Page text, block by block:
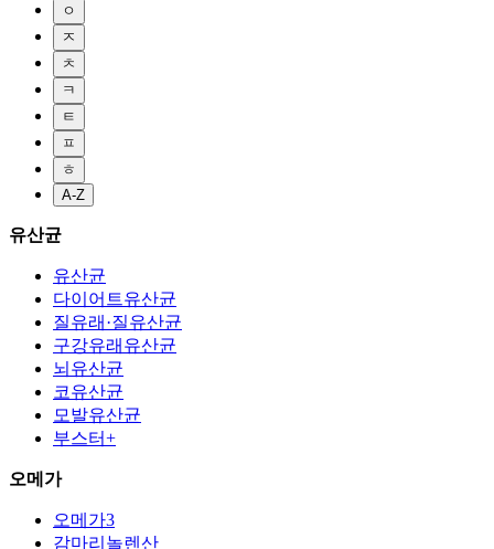
ㅇ
ㅈ
ㅊ
ㅋ
ㅌ
ㅍ
ㅎ
A-Z
유산균
유산균
다이어트유산균
질유래·질유산균
구강유래유산균
뇌유산균
코유산균
모발유산균
부스터+
오메가
오메가3
감마리놀렌산